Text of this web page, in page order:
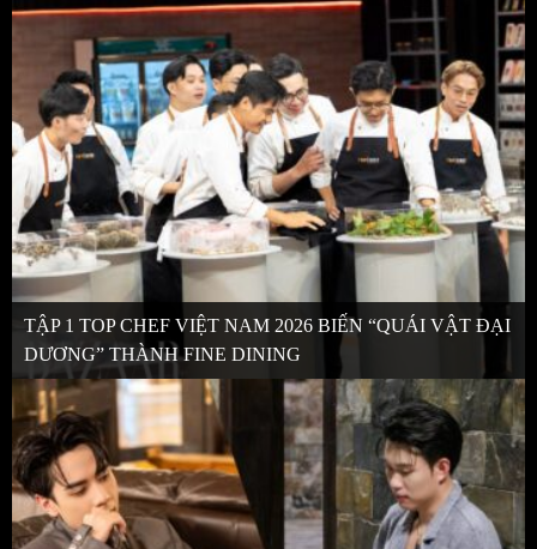
TẬP 1 TOP CHEF VIỆT NAM 2026 BIẾN “QUÁI VẬT ĐẠI
DƯƠNG” THÀNH FINE DINING